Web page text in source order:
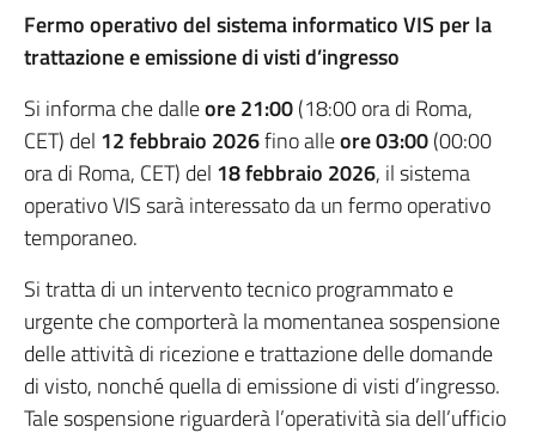
Fermo operativo del sistema informatico VIS per la
trattazione e emissione di visti d’ingresso
Si informa che dalleore 21:00(18:00 ora di Roma,
CET) del 12 febbraio 2026fino alleore 03:00(00:00
ora di Roma, CET) del 18 febbraio 2026, il sistema
operativo VIS sarà interessato da un fermo operativo
temporaneo.
Si tratta di un intervento tecnico programmato e
urgente che comporterà la momentanea sospensione
delle attività di ricezione e trattazione delle domande
di visto, nonché quella di emissione di visti d’ingresso.
Tale sospensione riguarderà l’operatività sia dell’ufficio